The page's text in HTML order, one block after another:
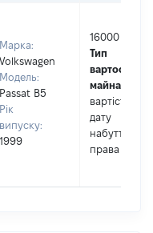
Марка:
Volkswagen
Модель:
Passat B5
Рік
випуску:
1999
16000
Тип
вартості
майна:
вартість на
дату
набуття
права